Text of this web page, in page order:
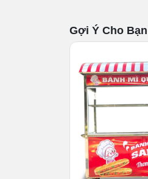
Gợi Ý Cho Bạn